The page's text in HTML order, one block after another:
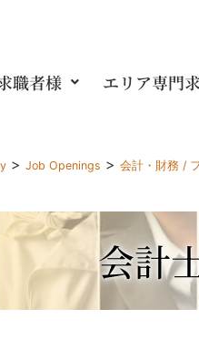
職者様 エリア専門
> Job Openings > 会計・財務 /
会計